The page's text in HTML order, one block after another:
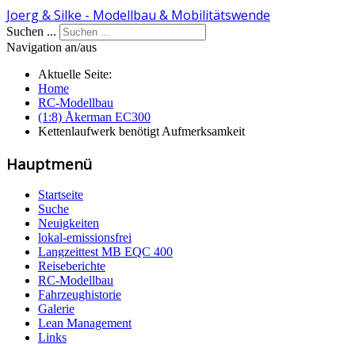
Joerg & Silke - Modellbau & Mobilitätswende
Suchen ...
Navigation an/aus
Aktuelle Seite:
Home
RC-Modellbau
(1:8) Åkerman EC300
Kettenlaufwerk benötigt Aufmerksamkeit
Hauptmenü
Startseite
Suche
Neuigkeiten
lokal-emissionsfrei
Langzeittest MB EQC 400
Reiseberichte
RC-Modellbau
Fahrzeughistorie
Galerie
Lean Management
Links